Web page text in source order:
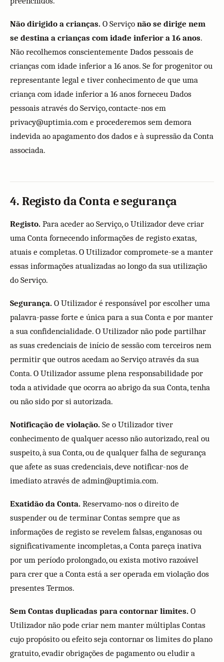
Não dirigido a crianças. O Serviço não se dirige nem
se destina a crianças com idade inferior a 16 anos.
Não recolhemos conscientemente Dados pessoais de
crianças com idade inferior a 16 anos. Se for progenitor ou
representante legal e tiver conhecimento de que uma
criança com idade inferior a 16 anos forneceu Dados
pessoais através do Serviço, contacte-nos em
privacy@uptimia.com e procederemos sem demora
indevida ao apagamento dos dados e à supressão da Conta
associada.
4. Registo da Conta e segurança
Registo. Para aceder ao Serviço, o Utilizador deve criar
uma Conta fornecendo informações de registo exatas,
atuais e completas. O Utilizador compromete-se a manter
essas informações atualizadas ao longo da sua utilização
do Serviço.
Segurança. O Utilizador é responsável por escolher uma
palavra-passe forte e única para a sua Conta e por manter
a sua confidencialidade. O Utilizador não pode partilhar
as suas credenciais de início de sessão com terceiros nem
permitir que outros acedam ao Serviço através da sua
Conta. O Utilizador assume plena responsabilidade por
toda a atividade que ocorra ao abrigo da sua Conta, tenha
ou não sido por si autorizada.
Notificação de violação. Se o Utilizador tiver
conhecimento de qualquer acesso não autorizado, real ou
suspeito, à sua Conta, ou de qualquer falha de segurança
que afete as suas credenciais, deve notificar-nos de
imediato através de admin@uptimia.com.
Exatidão da Conta. Reservamo-nos o direito de
suspender ou de terminar Contas sempre que as
informações de registo se revelem falsas, enganosas ou
significativamente incompletas, a Conta pareça inativa
por um período prolongado, ou exista motivo razoável
para crer que a Conta está a ser operada em violação dos
presentes Termos.
Sem Contas duplicadas para contornar limites. O
Utilizador não pode criar nem manter múltiplas Contas
cujo propósito ou efeito seja contornar os limites do plano
gratuito, evadir obrigações de pagamento ou eludir a